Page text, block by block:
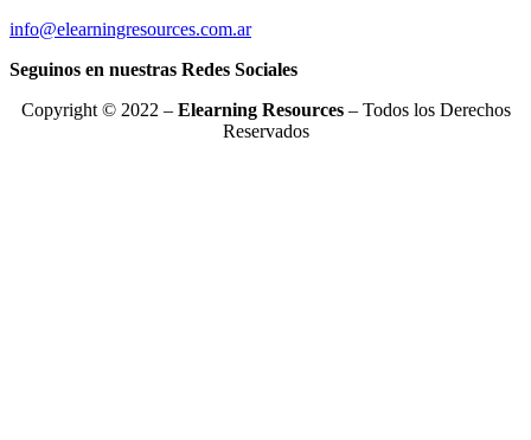
info@elearningresources.com.ar
Seguinos en nuestras Redes Sociales
Copyright © 2022 – Elearning Resources– Todos los Derechos
Reservados